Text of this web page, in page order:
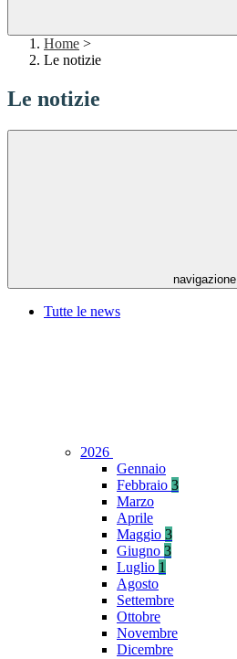
Home >
Le notizie
Le notizie
navigazione
Tutte le news
2026
Gennaio
Febbraio 3
Marzo
Aprile
Maggio 3
Giugno 3
Luglio 1
Agosto
Settembre
Ottobre
Novembre
Dicembre